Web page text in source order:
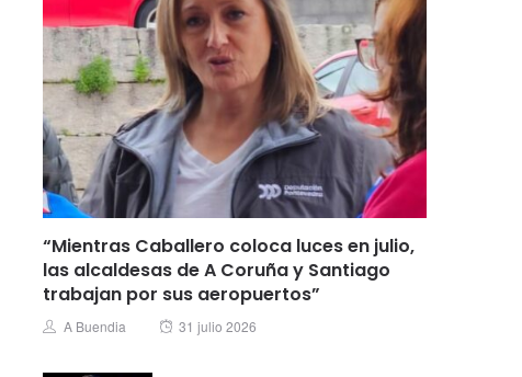
“Mientras Caballero coloca luces en julio,
las alcaldesas de A Coruña y Santiago
trabajan por sus aeropuertos”
Author
A Buendia
Posted
31 julio 2026